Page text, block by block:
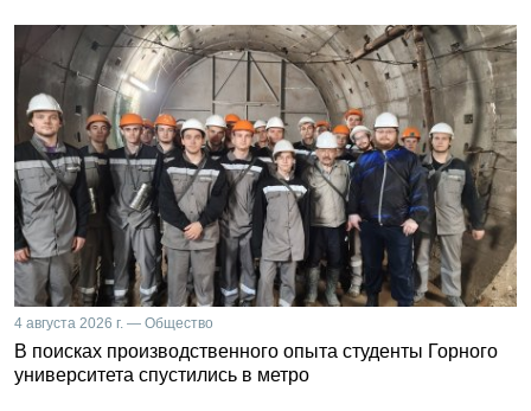
4 августа 2026 г. — Общество
В поисках производственного опыта студенты Горного
университета спустились в метро